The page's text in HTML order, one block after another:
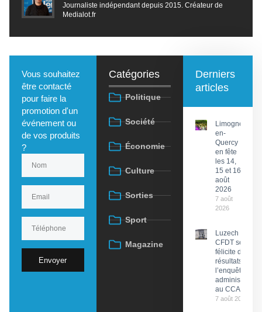
Journaliste indépendant depuis 2015. Créateur de
Medialot.fr
Vous souhaitez
être contacté
pour faire la
promotion d'un
événement ou
de vos produits
?
Envoyer
Catégories
Politique
Société
Économie
Culture
Sorties
Sport
Magazine
Derniers
articles
Limogne-
en-
Quercy
en fête
les 14,
15 et 16
août
2026
7 août
2026
Luzech : La
CFDT se
félicite des
résultats de
l’enquête
administrative
au CCAS
7 août 2026